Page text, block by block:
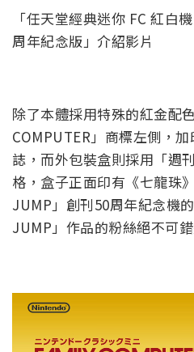
「任天堂經典迷你 FC 紅白
周年紀念版」介紹影片
除了本體採用特殊的紅金配
COMPUTER」商標左側，
誌，而外包裝盒則採用「週
格，盒子正面印有《七龍珠
JUMP」創刊50周年紀念機
JUMP」作品的粉絲絕不可錯